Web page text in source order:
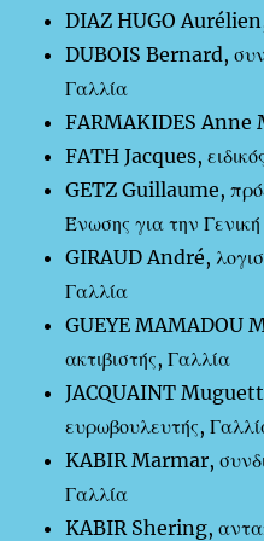
DIAZ HUGO Aurélien,
DUBOIS Bernard,
Γαλλία
FARMAKIDES Anne
FATH Jacques,
GETZ Guillaume,
Ένωσης για την
GIRAUD André,
Γαλλία
GUEYE MAMADOU
ακτιβιστής, Γαλλία
JACQUAINT
ευρωβουλευτής,
KABIR Marmar,
Γαλλία
KABIR Shering,